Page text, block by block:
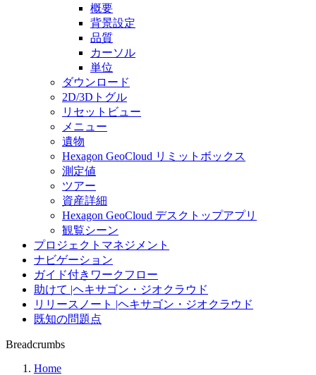
概要
背景設定
品質
カーソル
単位
ダウンロード
2D/3Dトグル
リセットビュー
メニュー
遺物
Hexagon GeoCloud リミットボックス
測定値
ツアー
資産詳細
Hexagon GeoCloud デスクトップアプリ
観覧シーン
プロジェクトマネジメント
ナビゲーション
ガイド付きワークフロー
助けて |ヘキサゴン・ジオクラウド
リリースノート |ヘキサゴン・ジオクラウド
既知の問題点
Breadcrumbs
Home